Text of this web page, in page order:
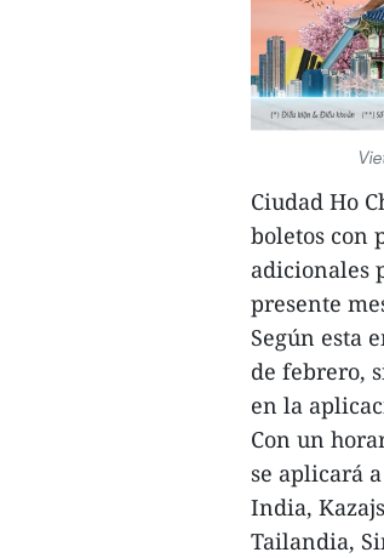
Ciudad Ho
boletos con
adicionales
presente
Según esta
de febrero,
en la
Con un
se aplicará
India,
Tailandia,